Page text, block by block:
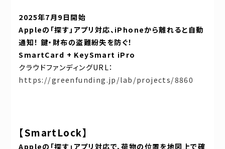
2025年7月9日開始
Appleの「探す」アプリ対応、iPhoneから離れると自動
通知！ 鍵・財布の盗難紛失を防ぐ！
SmartCard + KeySmart iPro
クラウドファンディングURL：
https://greenfunding.jp/lab/projects/8860
【SmartLock】
Appleの「探す」アプリ対応で、荷物の位置を地図上で確